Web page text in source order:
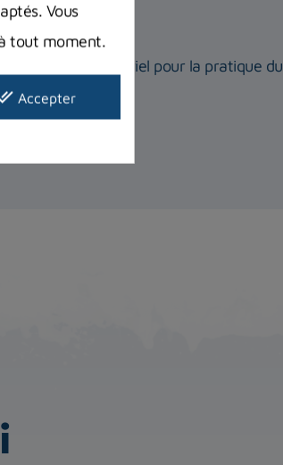
?
le meilleur matériel pour la pratique du
Vous
tout moment.
Accepter